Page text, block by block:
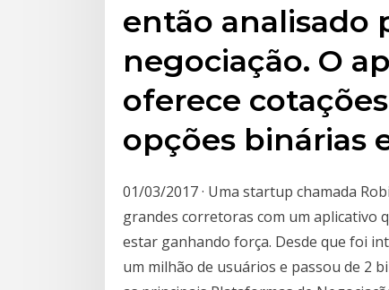
então analisado
negociação. O
oferece
opções binárias
01/03/2017 · Uma startup chamada
grandes corretoras com um aplicativo
estar ganhando força. Desde que foi
um milhão de usuários e passou de 2